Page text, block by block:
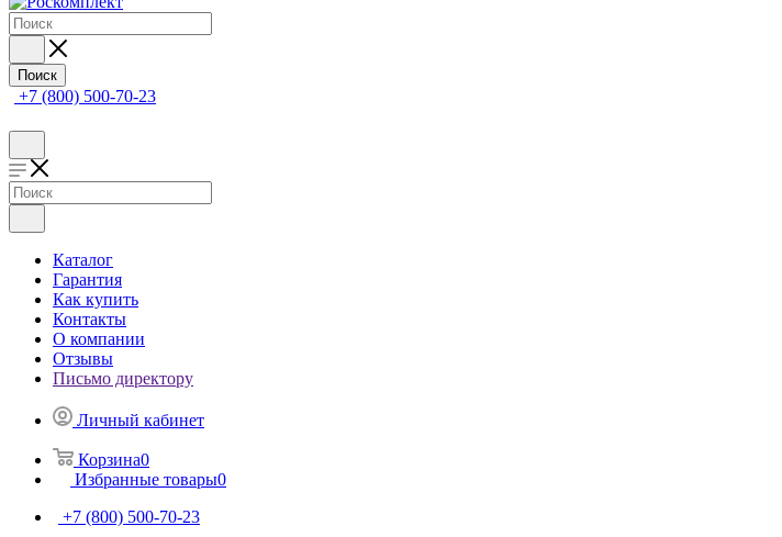
Поиск
+7 (800) 500-70-23
Каталог
Гарантия
Как купить
Контакты
О компании
Отзывы
Письмо директору
Личный кабинет
Корзина0
Избранные товары0
+7 (800) 500-70-23